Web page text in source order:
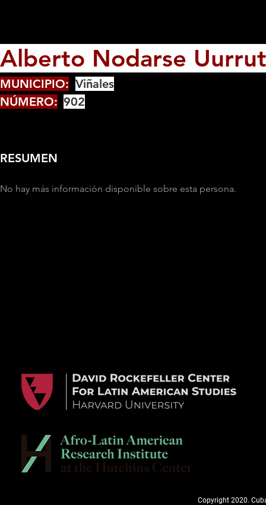
Alberto Nodarse
MUNICIPIO: Viñales
NÚMERO: 902
RESUMEN
No hay más información disponible sobre esta persona.
Copyright 2020.